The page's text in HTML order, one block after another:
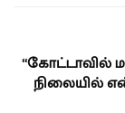
“கோட்டாவில்
நிலையில்